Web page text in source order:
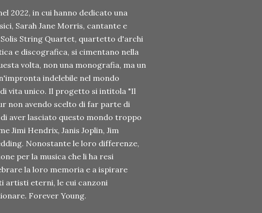
2022, in cui hanno dedicato una
Sarah Jane Morris, cantante e
String Quartet, quartetto d'archi
e discografica, si cimentano nella
volta, non una monografia, ma un
indelebile nel mondo
vita unico. Il progetto si intitola "Il
non avendo scelto di far parte di
aver lasciato questo mondo troppo
Jimi Hendrix, Janis Joplin, Jim
Nonostante le loro differenze,
per la musica che li ha resi
la loro memoria e a ispirare
artisti eterni, le cui canzoni
Forever Young.